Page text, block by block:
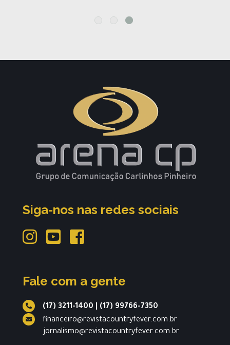
Siga-nos nas redes sociais
Fale com a gente
(17) 3211-1400
(17) 99766-7350
financeiro@revistacountryfever.com.br
jornalismo@revistacountryfever.com.br